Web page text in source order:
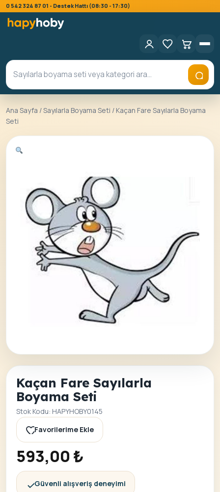
0 542 324 87 01 - Destek Hattı (08:30 - 17:30)
Ana Sayfa /Sayılarla Boyama Seti / Kaçan Fare Sayılarla Boyama
Seti
Kaçan Fare Sayılarla
Boyama Seti
Stok Kodu: HAPYHOBY0145
Favorilerime Ekle
593,00 ₺
Güvenli alışveriş deneyimi